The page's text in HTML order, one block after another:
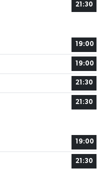
21:30
19:00
19:00
21:30
21:30
19:00
21:30